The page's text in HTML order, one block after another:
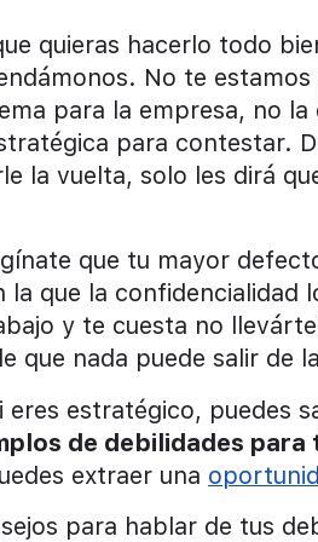
quieras hacerlo todo
No te
para la empresa, no
para contestar.
la vuelta, solo les dirá
que tu mayor
la que la confidencialidad
y te cuesta no
que nada puede salir de
eres estratégico, puedes
de debilidades
extraer una
para hablar de tus